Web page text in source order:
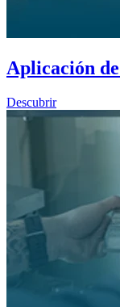
Aplicación
Descubrir